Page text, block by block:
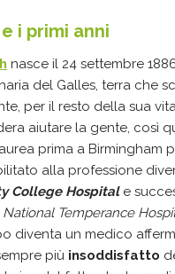
e i primi anni
nasce il 24 settembre
del Galles, terra che
per il resto della sua
aiutare la gente, così
prima a
alla professione
College Hospital e
National Temperance
diventa un medico
più insoddisfatto